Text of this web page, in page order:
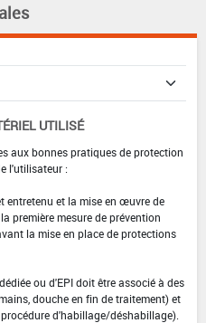
UTILISÉ
aux bonnes pratiques de protection
l'utilisateur :
entretenu et la mise en œuvre de
première mesure de prévention
la mise en place de protections
ou d'EPI doit être associé à des
douche en fin de traitement) et
d'habillage/déshabillage).